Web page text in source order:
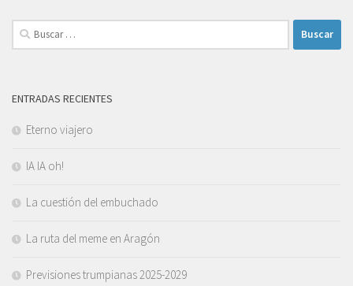
Buscar:
ENTRADAS RECIENTES
Eterno viajero
IA IA oh!
La cuestión del embuchado
La ruta del meme en Aragón
Previsiones trumpianas 2025-2029